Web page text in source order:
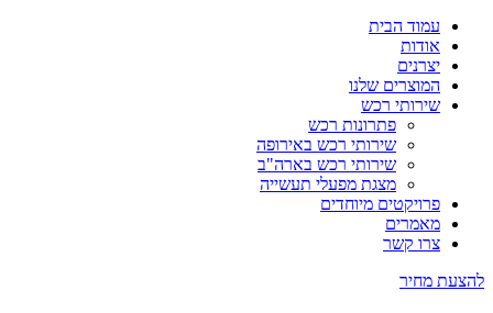
עמוד הבית
אודות
יצרנים
המוצרים שלנו
שירותי רכש
פתרונות רכש
שירותי רכש באירופה
שירותי רכש בארה"ב
מצגת מפעלי תעשייה
פרויקטים מיוחדים
מאמרים
צרו קשר
להצעת מחיר